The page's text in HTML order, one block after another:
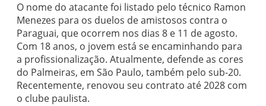
O nome do atacante foi listado pelo técnico Ramon
Menezes para os duelos de amistosos contra o
Paraguai, que ocorrem nos dias 8 e 11 de agosto.
Com 18 anos, o jovem está se encaminhando para
a profissionalização. Atualmente, defende as cores
do Palmeiras, em São Paulo, também pelo sub-20.
Recentemente, renovou seu contrato até 2028 com
o clube paulista.